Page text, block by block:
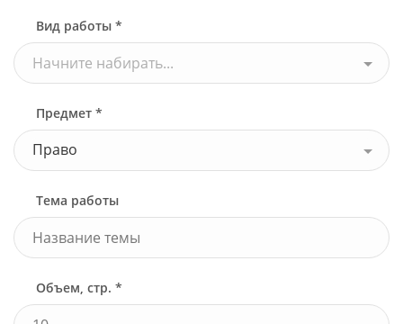
Вид работы *
Начните набирать...
Предмет *
Право
Тема работы
Объем, стр. *